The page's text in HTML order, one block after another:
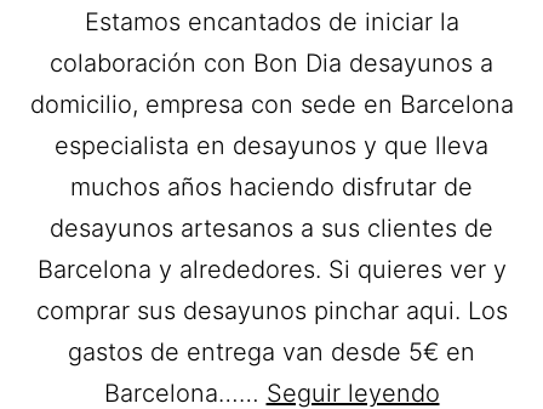
Estamos encantados de iniciar la
colaboración con Bon Dia desayunos a
domicilio, empresa con sede en Barcelona
especialista en desayunos y que lleva
muchos años haciendo disfrutar de
desayunos artesanos a sus clientes de
Barcelona y alrededores. Si quieres ver y
comprar sus desayunos pinchar aqui. Los
gastos de entrega van desde 5€ en
Barcelona…… Seguir leyendoBon